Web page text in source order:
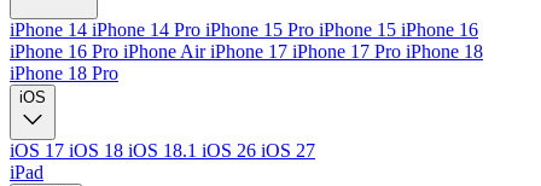
iPhone 14 iPhone 14 Pro iPhone 15 Pro iPhone 15 iPhone 16
iPhone 16 Pro iPhone AiriPhone 17 iPhone 17 Pro iPhone 18
iPhone 18 Pro
iOS
iOS 17 iOS 18 iOS 18.1 iOS 26 iOS 27
iPad